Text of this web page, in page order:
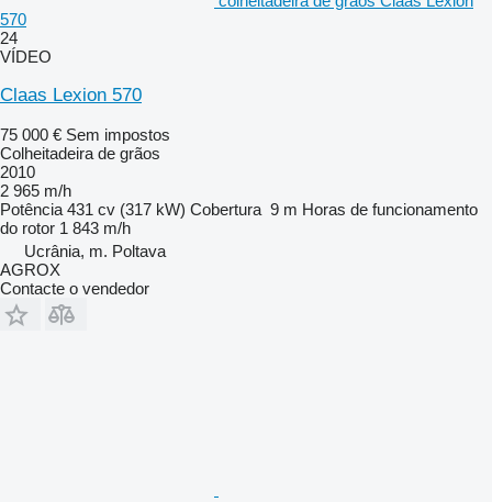
570
24
VÍDEO
Claas Lexion 570
75 000 € Sem impostos
Colheitadeira de grãos
2010
2 965 m/h
Potência 431 cv (317 kW) Cobertura 9 m Horas de funcionamento
do rotor 1 843 m/h
Ucrânia, m. Poltava
AGROX
Contacte o vendedor